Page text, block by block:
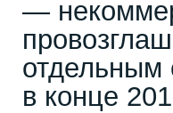
—
отдельным
в конце